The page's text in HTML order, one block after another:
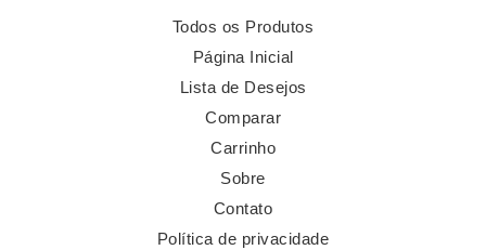
Todos os Produtos
Página Inicial
Lista de Desejos
Comparar
Carrinho
Sobre
Contato
Política de privacidade